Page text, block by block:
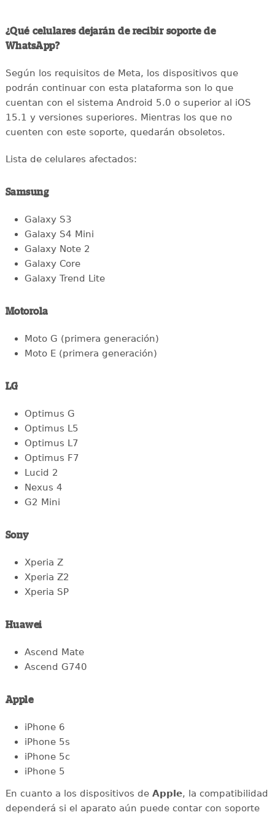
¿Qué celulares dejarán de recibir soporte de
WhatsApp?
Según los requisitos de Meta, los dispositivos que
podrán continuar con esta plataforma son lo que
cuentan con el sistema Android 5.0 o superior al iOS
15.1 y versiones superiores. Mientras los que no
cuenten con este soporte, quedarán obsoletos.
Lista de celulares afectados:
Samsung
Galaxy S3
Galaxy S4 Mini
Galaxy Note 2
Galaxy Core
Galaxy Trend Lite
Motorola
Moto G (primera generación)
Moto E (primera generación)
LG
Optimus G
Optimus L5
Optimus L7
Optimus F7
Lucid 2
Nexus 4
G2 Mini
Sony
Xperia Z
Xperia Z2
Xperia SP
Huawei
Ascend Mate
Ascend G740
Apple
iPhone 6
iPhone 5s
iPhone 5c
iPhone 5
En cuanto a los dispositivos de Apple, la compatibilidad
dependerá si el aparato aún puede contar con soporte